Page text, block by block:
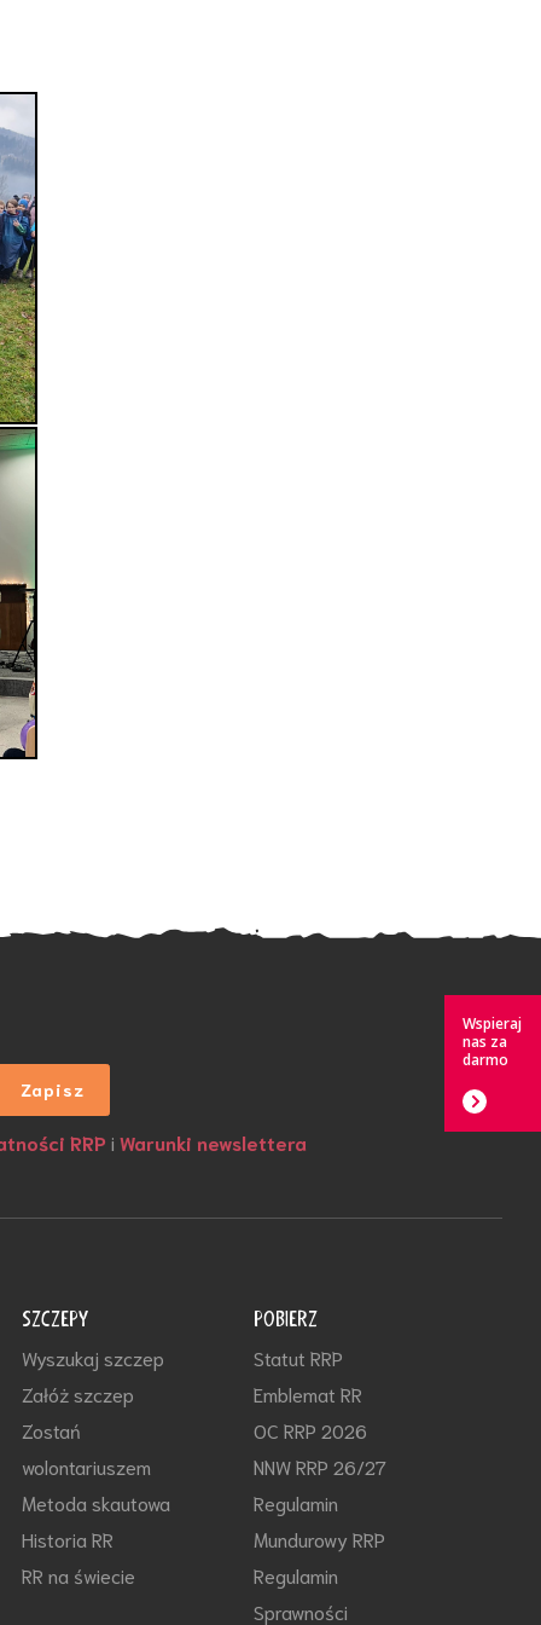
RRP iWarunki newslettera
SZCZEPY
Wyszukaj szczep
Załóż szczep
Zostań
wolontariuszem
Metoda skautowa
Historia RR
RR na świecie
POBIERZ
Statut RRP
Emblemat RR
OC RRP 2026
NNW RRP 26/27
Regulamin
Mundurowy RRP
Regulamin
Sprawności
Wspieraj
nas za
darmo